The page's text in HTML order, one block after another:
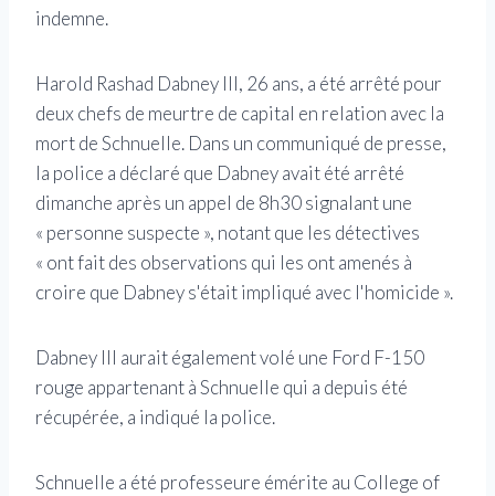
indemne.
Harold Rashad Dabney III, 26 ans, a été arrêté pour
deux chefs de meurtre de capital en relation avec la
mort de Schnuelle. Dans un communiqué de presse,
la police a déclaré que Dabney avait été arrêté
dimanche après un appel de 8h30 signalant une
« personne suspecte », notant que les détectives
« ont fait des observations qui les ont amenés à
croire que Dabney s'était impliqué avec l'homicide ».
Dabney III aurait également volé une Ford F-150
rouge appartenant à Schnuelle qui a depuis été
récupérée, a indiqué la police.
Schnuelle a été professeure émérite au College of